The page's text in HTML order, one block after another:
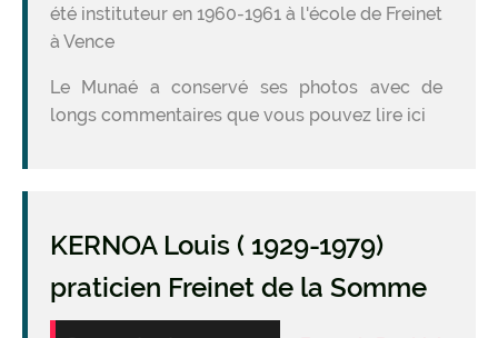
été instituteur en 1960-1961 à l'école de Freinet
à Vence
Le Munaé a conservé ses photos avec de
longs commentaires que vous pouvez lire ici
KERNOA Louis ( 1929-1979)
praticien Freinet de la Somme